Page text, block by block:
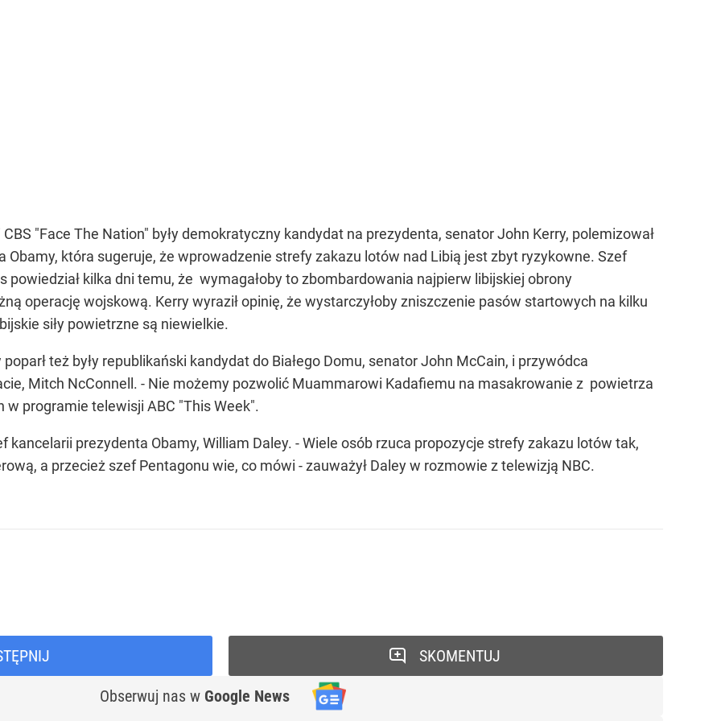
"Face The Nation" były demokratyczny kandydat na prezydenta, senator John Kerry, polemizował
Obamy, która sugeruje, że wprowadzenie strefy zakazu lotów nad Libią jest zbyt ryzykowne. Szef
powiedział kilka dni temu, że wymagałoby to zbombardowania najpierw libijskiej obrony
operację wojskową. Kerry wyraził opinię, że wystarczyłoby zniszczenie pasów startowych na kilku
siły powietrzne są niewielkie.
też były republikański kandydat do Białego Domu, senator John McCain, i przywódca
Mitch NcConnell. - Nie możemy pozwolić Muammarowi Kadafiemu na masakrowanie z powietrza
w programie telewisji ABC "This Week".
kancelarii prezydenta Obamy, William Daley. - Wiele osób rzuca propozycje strefy zakazu lotów tak,
a przecież szef Pentagonu wie, co mówi - zauważył Daley w rozmowie z telewizją NBC.
Obserwuj nas w Google News
SKOMENTUJ